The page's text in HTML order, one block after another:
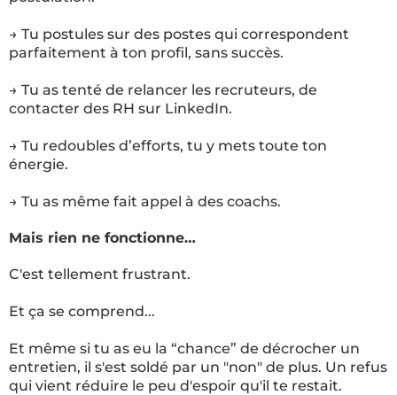
→ Tu postules sur des postes qui correspondent
parfaitement à ton profil, sans succès.
→ Tu as tenté de relancer les recruteurs, de
contacter des RH sur LinkedIn.
→ Tu redoubles d’efforts, tu y mets toute ton
énergie.
→ Tu as même fait appel à des coachs.
Mais rien ne fonctionne…
C'est tellement frustrant.
Et ça se comprend...
Et même si tu as eu la “chance” de décrocher un
entretien, il s'est soldé par un "non" de plus. Un refus
qui vient réduire le peu d'espoir qu'il te restait.